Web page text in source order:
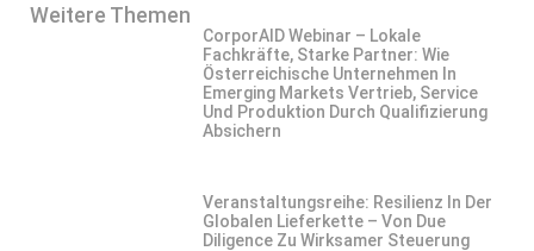
Weitere Themen
CorporAID Webinar – Lokale
Fachkräfte, Starke Partner: Wie
Österreichische Unternehmen In
Emerging Markets Vertrieb, Service
Und Produktion Durch Qualifizierung
Absichern
Veranstaltungsreihe: Resilienz In Der
Globalen Lieferkette – Von Due
Diligence Zu Wirksamer Steuerung